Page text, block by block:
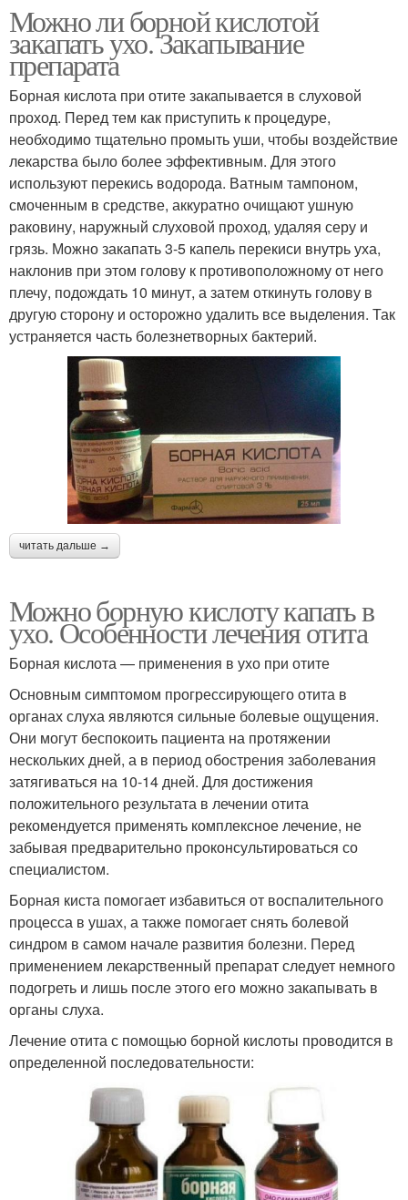
Можно ли борной кислотой
закапать ухо. Закапывание
препарата
Борная кислота при отите закапывается в слуховой
проход. Перед тем как приступить к процедуре,
необходимо тщательно промыть уши, чтобы воздействие
лекарства было более эффективным. Для этого
используют перекись водорода. Ватным тампоном,
смоченным в средстве, аккуратно очищают ушную
раковину, наружный слуховой проход, удаляя серу и
грязь. Можно закапать 3-5 капель перекиси внутрь уха,
наклонив при этом голову к противоположному от него
плечу, подождать 10 минут, а затем откинуть голову в
другую сторону и осторожно удалить все выделения. Так
устраняется часть болезнетворных бактерий.
читать дальше →
Можно борную кислоту капать в
ухо. Особенности лечения отита
Борная кислота — применения в ухо при отите
Основным симптомом прогрессирующего отита в
органах слуха являются сильные болевые ощущения.
Они могут беспокоить пациента на протяжении
нескольких дней, а в период обострения заболевания
затягиваться на 10-14 дней. Для достижения
положительного результата в лечении отита
рекомендуется применять комплексное лечение, не
забывая предварительно проконсультироваться со
специалистом.
Борная киста помогает избавиться от воспалительного
процесса в ушах, а также помогает снять болевой
синдром в самом начале развития болезни. Перед
применением лекарственный препарат следует немного
подогреть и лишь после этого его можно закапывать в
органы слуха.
Лечение отита с помощью борной кислоты проводится в
определенной последовательности: